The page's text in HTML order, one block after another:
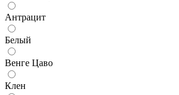
Антрацит
Белый
Венге Цаво
Клен